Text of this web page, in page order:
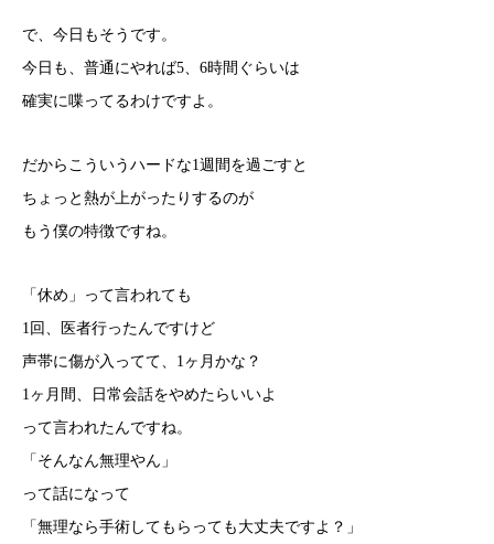
で、今日もそうです。
今日も、普通にやれば5、6時間ぐらいは
確実に喋ってるわけですよ。
だからこういうハードな1週間を過ごすと
ちょっと熱が上がったりするのが
もう僕の特徴ですね。
「休め」って言われても
1回、医者行ったんですけど
声帯に傷が入ってて、1ヶ月かな？
1ヶ月間、日常会話をやめたらいいよ
って言われたんですね。
「そんなん無理やん」
って話になって
「無理なら手術してもらっても大丈夫ですよ？」